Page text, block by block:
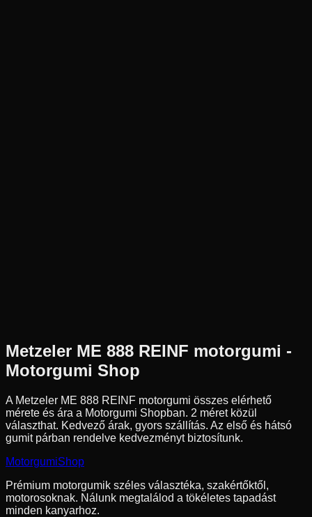
Metzeler ME 888 REINF motorgumi -
Motorgumi Shop
A Metzeler ME 888 REINF motorgumi összes elérhető
mérete és ára a Motorgumi Shopban. 2 méret közül
választhat. Kedvező árak, gyors szállítás. Az első és hátsó
gumit párban rendelve kedvezményt biztosítunk.
MotorgumiShop
Prémium motorgumik széles választéka, szakértőktől,
motorosoknak. Nálunk megtalálod a tökéletes tapadást
minden kanyarhoz.